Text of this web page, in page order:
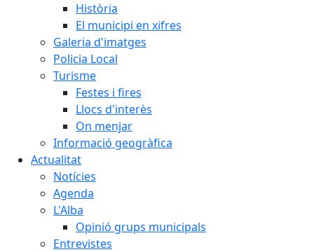
Història
El municipi en xifres
Galeria d'imatges
Policia Local
Turisme
Festes i fires
Llocs d'interès
On menjar
Informació geogràfica
Actualitat
Notícies
Agenda
L'Alba
Opinió grups municipals
Entrevistes